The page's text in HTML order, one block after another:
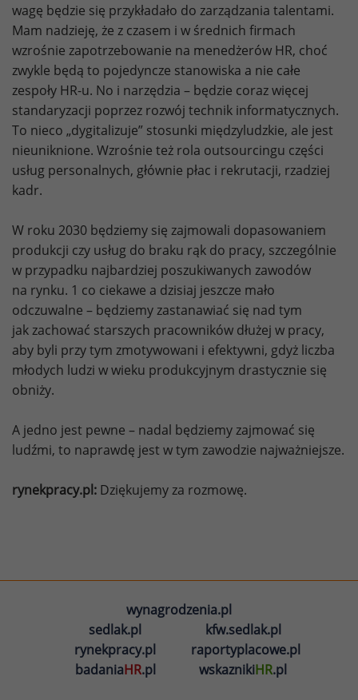
wagę będzie się przykładało do zarządzania talentami.
Mam nadzieję, że z czasem i w średnich firmach
wzrośnie zapotrzebowanie na menedżerów HR, choć
zwykle będą to pojedyncze stanowiska a nie całe
zespoły HR-u. No i narzędzia – będzie coraz więcej
standaryzacji poprzez rozwój technik informatycznych.
To nieco „dygitalizuje” stosunki międzyludzkie, ale jest
nieuniknione. Wzrośnie też rola outsourcingu części
usług personalnych, głównie płac i rekrutacji, rzadziej
kadr.
W roku 2030 będziemy się zajmowali dopasowaniem
produkcji czy usług do braku rąk do pracy, szczególnie
w przypadku najbardziej poszukiwanych zawodów
na rynku. 1 co ciekawe a dzisiaj jeszcze mało
odczuwalne – będziemy zastanawiać się nad tym
jak zachować starszych pracowników dłużej w pracy,
aby byli przy tym zmotywowani i efektywni, gdyż liczba
młodych ludzi w wieku produkcyjnym drastycznie się
obniży.
A jedno jest pewne – nadal będziemy zajmować się
ludźmi, to naprawdę jest w tym zawodzie najważniejsze.
rynekpracy.pl: Dziękujemy za rozmowę.
wynagrodzenia.pl
sedlak.pl
kfw.sedlak.pl
rynekpracy.pl
raportyplacowe.pl
badaniaHR.pl wskaznikiHR.pl